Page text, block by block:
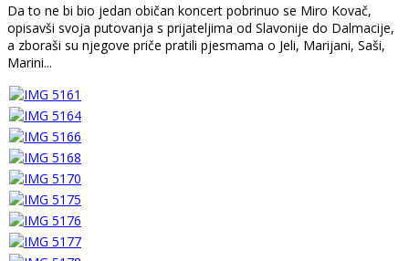
Da to ne bi bio jedan običan koncert pobrinuo se Miro Kovač,
opisavši svoja putovanja s prijateljima od Slavonije do Dalmacije,
a zboraši su njegove priče pratili pjesmama o Jeli, Marijani, Saši,
Marini...